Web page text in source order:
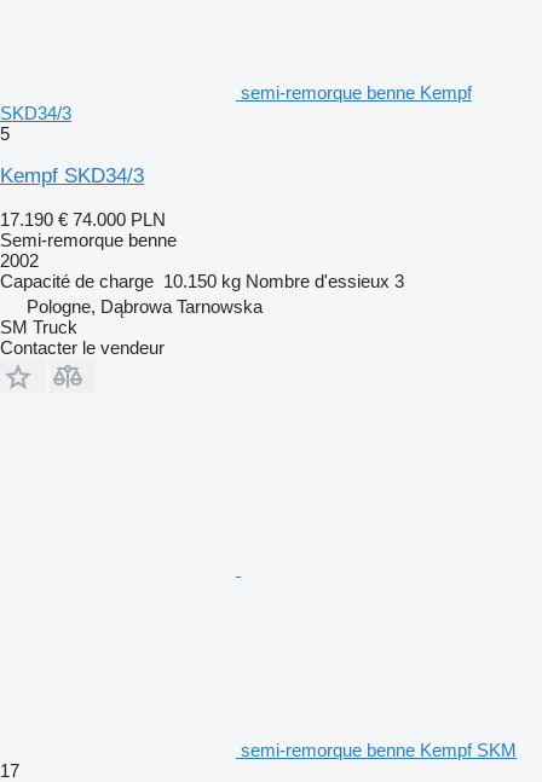
semi-remorque benne Kempf
SKD34/3
5
Kempf SKD34/3
17.190 € 74.000 PLN
Semi-remorque benne
2002
Capacité de charge 10.150 kg Nombre d'essieux 3
Pologne, Dąbrowa Tarnowska
SM Truck
Contacter le vendeur
semi-remorque benne Kempf SKM
17